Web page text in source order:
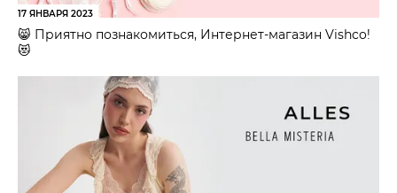
17 ЯНВАРЯ 2023
😸 Приятно познакомиться, Интернет-магазин Vishco!
😻